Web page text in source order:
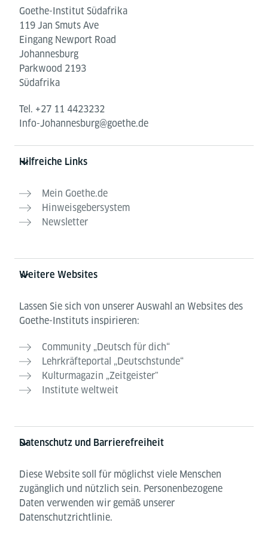
Goethe-Institut Südafrika
119 Jan Smuts Ave
Eingang Newport Road
Johannesburg
Parkwood 2193
Südafrika
Tel. +27 11 4423232
Info-Johannesburg@goethe.de
Hilfreiche Links
Mein Goethe.de
Hinweisgebersystem
Newsletter
Weitere Websites
Lassen Sie sich von unserer Auswahl an Websites des
Goethe-Instituts inspirieren:
Community „Deutsch für dich“
Lehrkräfteportal „Deutschstunde“
Kulturmagazin „Zeitgeister"
Institute weltweit
Datenschutz und Barrierefreiheit
Diese Website soll für möglichst viele Menschen
zugänglich und nützlich sein. Personenbezogene
Daten verwenden wir gemäß unserer
Datenschutzrichtlinie.